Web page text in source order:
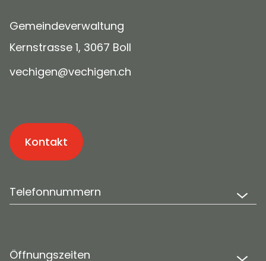
Gemeindeverwaltung
Kernstrasse 1, 3067 Boll
v ch g n v ch g n ch
Kontakt
Telefonnummern
Öffnungszeiten